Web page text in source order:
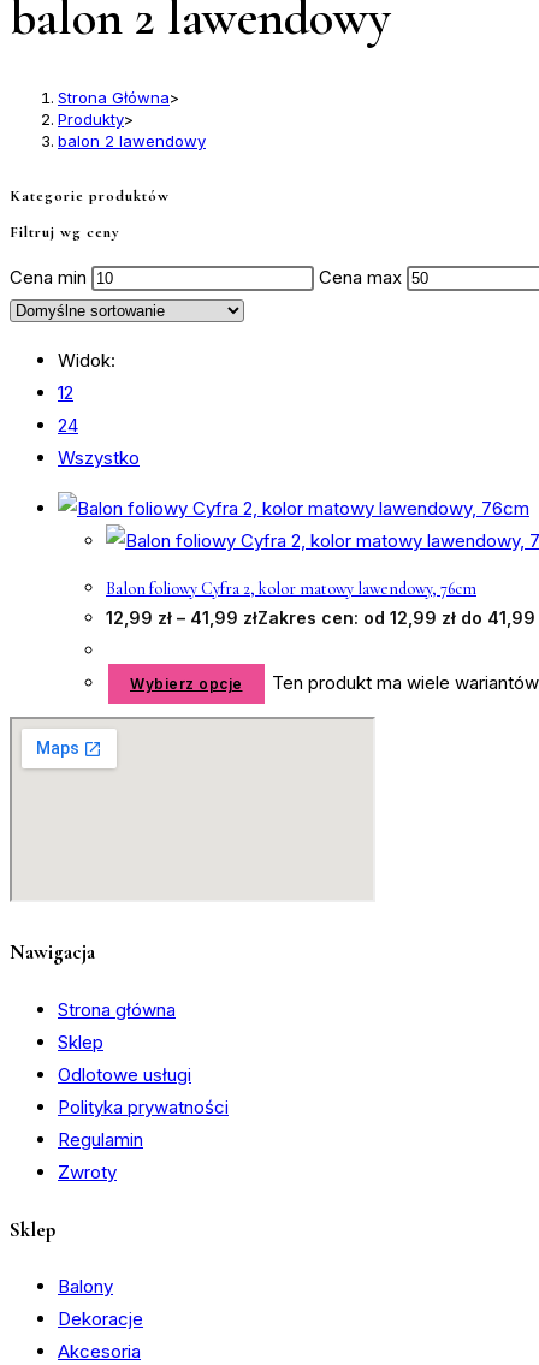
balon 2 lawendowy
Strona Główna>
Produkty>
balon 2 lawendowy
Widok:
12
24
Wszystko
Balon foliowy Cyfra 2, kolor matowy lawendowy, 76cm
12,99 zł – 41,99 złZakres cen: od 12,99 zł do 41,99
Wybierz opcje Ten produkt ma wiele
Kategorie produktów
Filtruj wg ceny
Cena min Cena max
Nawigacja
Strona główna
Sklep
Odlotowe usługi
Polityka prywatności
Regulamin
Zwroty
Sklep
Balony
Dekoracje
Akcesoria